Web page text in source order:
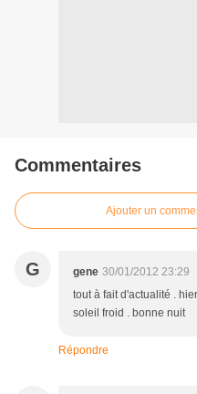
Commentaires
Ajouter un
G gene 30/01/2012 23:29
tout à fait d'actualité .
soleil froid . bonne nuit
Répondre